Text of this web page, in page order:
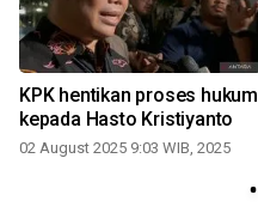
KPK hentikan proses hukum
kepada Hasto Kristiyanto
02 August 2025 9:03 WIB, 2025